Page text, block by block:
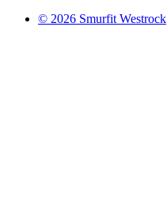
© 2026 Smurfit Westrock